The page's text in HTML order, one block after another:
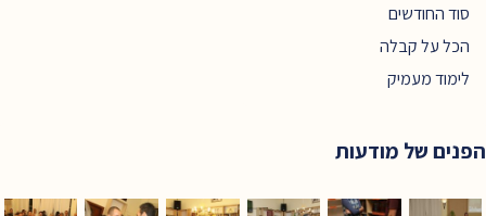
סוד החודשים
הכל על קבלה
לימוד מעמיק
הפנים של מודעות